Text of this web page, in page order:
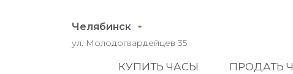
Челябинск
ул. Молодогвардейцев 35
КУПИТЬ ЧАСЫ ПРОДАТЬ